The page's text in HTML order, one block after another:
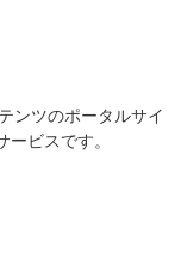
ンツのポータルサイ
ービスです。